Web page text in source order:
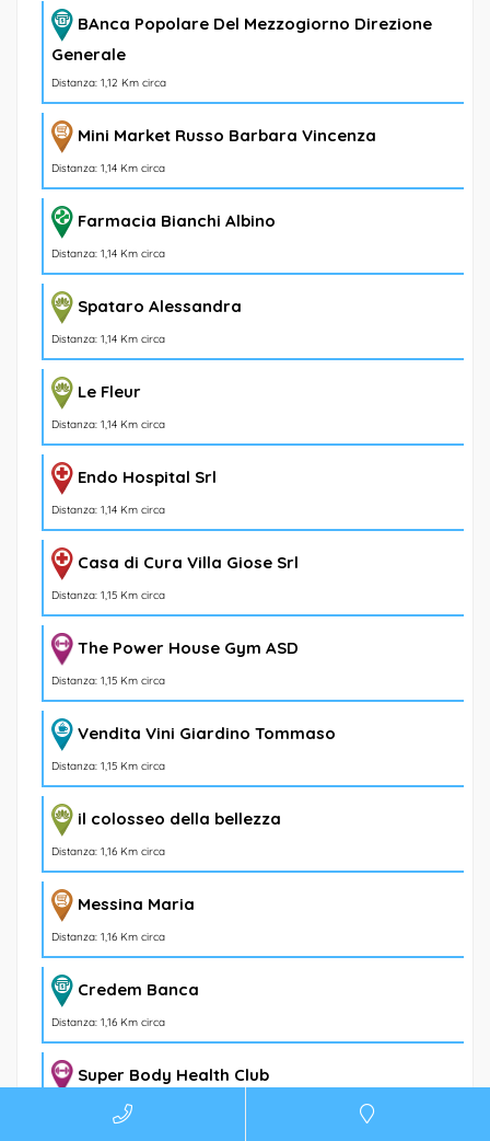
BAnca Popolare Del Mezzogiorno Direzione
Generale
Distanza: 1,12 Km circa
Mini Market Russo Barbara Vincenza
Distanza: 1,14 Km circa
Farmacia Bianchi Albino
Distanza: 1,14 Km circa
Spataro Alessandra
Distanza: 1,14 Km circa
Le Fleur
Distanza: 1,14 Km circa
Endo Hospital Srl
Distanza: 1,14 Km circa
Casa di Cura Villa Giose Srl
Distanza: 1,15 Km circa
The Power House Gym ASD
Distanza: 1,15 Km circa
Vendita Vini Giardino Tommaso
Distanza: 1,15 Km circa
il colosseo della bellezza
Distanza: 1,16 Km circa
Messina Maria
Distanza: 1,16 Km circa
Credem Banca
Distanza: 1,16 Km circa
Super Body Health Club
Distanza: 1,16 Km circa